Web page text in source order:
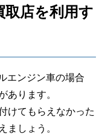
取店を利用す
エンジン車の場合
あります。
けてもらえなかった
ましょう。